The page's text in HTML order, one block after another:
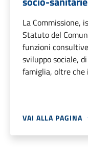
La Commissione,
Statuto del
funzioni
sviluppo sociale,
famiglia, oltre
VAI ALLA PAGINA